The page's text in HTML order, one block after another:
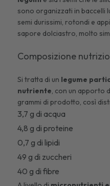
sono organizzati in baccelli
semi durissimi, rotondi e
sapore dolciastro, molto
Composizione
Si tratta di un legume
nutriente, con un apporto
grammi di prodotto, così
3,7 g di acqua
4,8 g di proteine
0,7 g di lipidi
49 g di zuccheri
40 g di fibre